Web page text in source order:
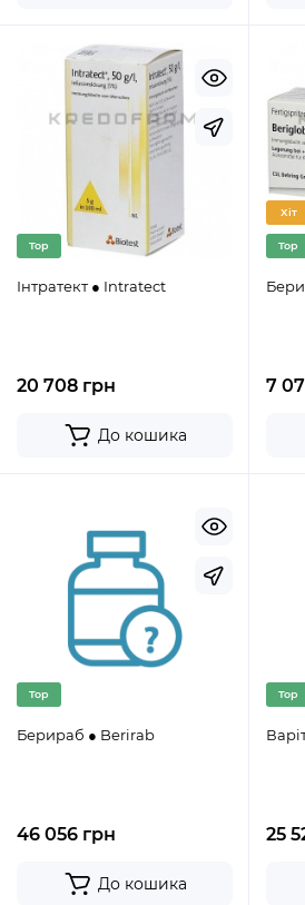
Top
Інтратект ● Intratect
20 708 грн
До кошика
Хіт
Top
7
Top
Берираб ● Berirab
46 056 грн
До кошика
Top
25